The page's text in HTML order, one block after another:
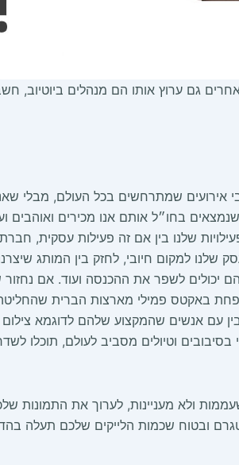
גם ערוץ אותו הם מנהלים ביוטיוב,
אירועים שמתרחשים בכל העולם, מבלי
בחו״ל אותם אנו מכירים ואוהבים
שלנו בין אם זה פעילות עסקית,
למקום חיובי, לחזק בין המותג
יכולים לשפר את ההכנסה ועוד. אם נחזור
באקטס פמילי מארצות הברית
עם אנשים שהמקצוע שלהם לדוגמא
וטיולים מסביב לעולם, תוכלו
ולא מעניינות, לערוך את התמונות
ובטוח שכמות הלייקים שלכם תעלה